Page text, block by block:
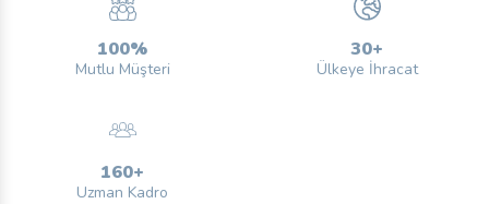
100%
Mutlu Müşteri
30+
Ülkeye İhracat
160+
Uzman Kadro